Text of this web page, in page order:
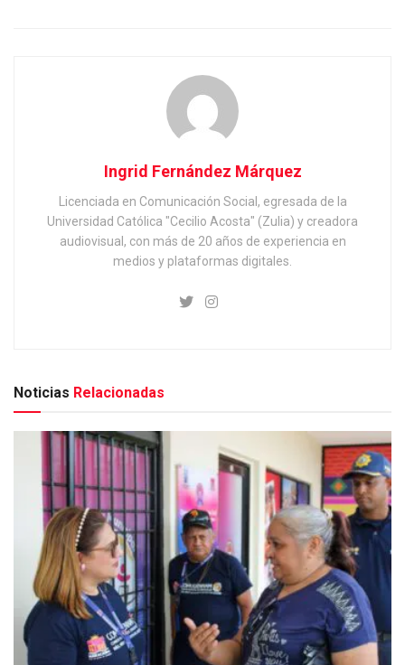
Ingrid Fernández Márquez
Licenciada en Comunicación Social, egresada de la
Universidad Católica "Cecilio Acosta" (Zulia) y creadora
audiovisual, con más de 20 años de experiencia en
medios y plataformas digitales.
Noticias Relacionadas